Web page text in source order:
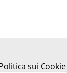
Politica sui Cookie